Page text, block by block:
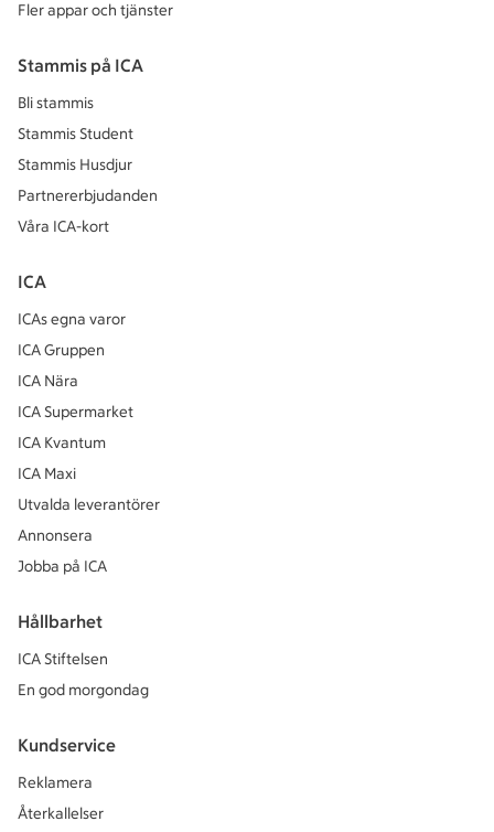
Fler appar och tjänster
Stammis på ICA
Bli stammis
Stammis Student
Stammis Husdjur
Partnererbjudanden
Våra ICA-kort
ICA
ICAs egna varor
ICA Gruppen
ICA Nära
ICA Supermarket
ICA Kvantum
ICA Maxi
Utvalda leverantörer
Annonsera
Jobba på ICA
Hållbarhet
ICA Stiftelsen
En god morgondag
Kundservice
Reklamera
Återkallelser